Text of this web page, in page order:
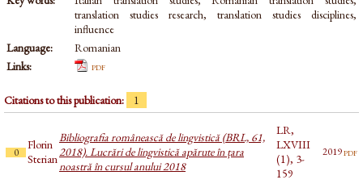
translation studies research, translation studies disciplines,
influence
Language:
Romanian
Links:
pdf
Citations to this publication: 1
0
Florin
Sterian
Bibliografia românească de lingvistică (BRL, 61,
2018). Lucrări de lingvistică apărute în țara
noastră în cursul anului 2018
LR,
LXVIII
(1), 3-
159
2019pdf